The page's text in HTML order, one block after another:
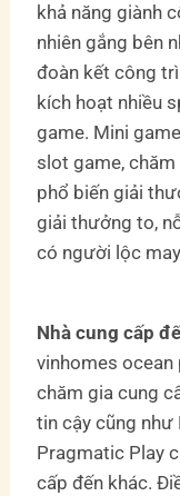
khả năng giành
nhiên gắng bên
đoàn kết công
kích hoạt nhiều
game. Mini
slot game, chăm
phổ biến giải
giải thưởng to,
có người lộc
Nhà cung cấp
vinhomes ocean
chăm gia cung
tin cậy cũng như
Pragmatic Play
cấp đến khác.